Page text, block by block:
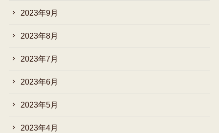
2023年9月
2023年8月
2023年7月
2023年6月
2023年5月
2023年4月